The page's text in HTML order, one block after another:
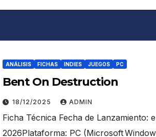
ANÁLISIS FICHAS INDIES JUEGOS PC
Bent On Destruction
18/12/2025 ADMIN
Ficha Técnica Fecha de Lanzamiento:
2026Plataforma: PC (Microsoft